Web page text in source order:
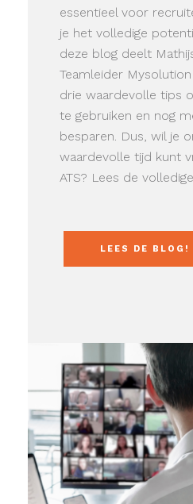
essentieel voor
je het volledige
deze blog deelt
Teamleider
drie waardevolle tips
te gebruiken en nog
besparen. Dus, wil je
waardevolle tijd kunt
ATS? Lees de
LEES DE BLOG!